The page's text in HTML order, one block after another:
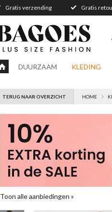
Gratis verzending Gratis
DUURZAAM KLEDING
TERUG NAAR OVERZICHT HOME
Toon alle aanbiedingen »